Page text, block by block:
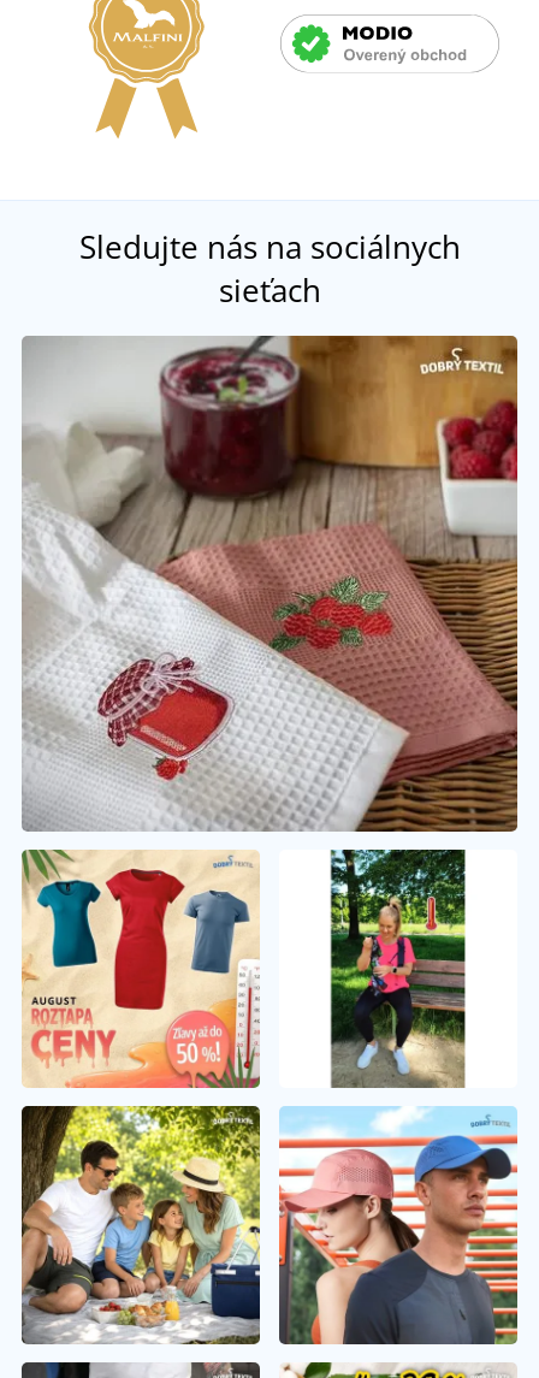
Sledujte nás na sociálnych
sieťach